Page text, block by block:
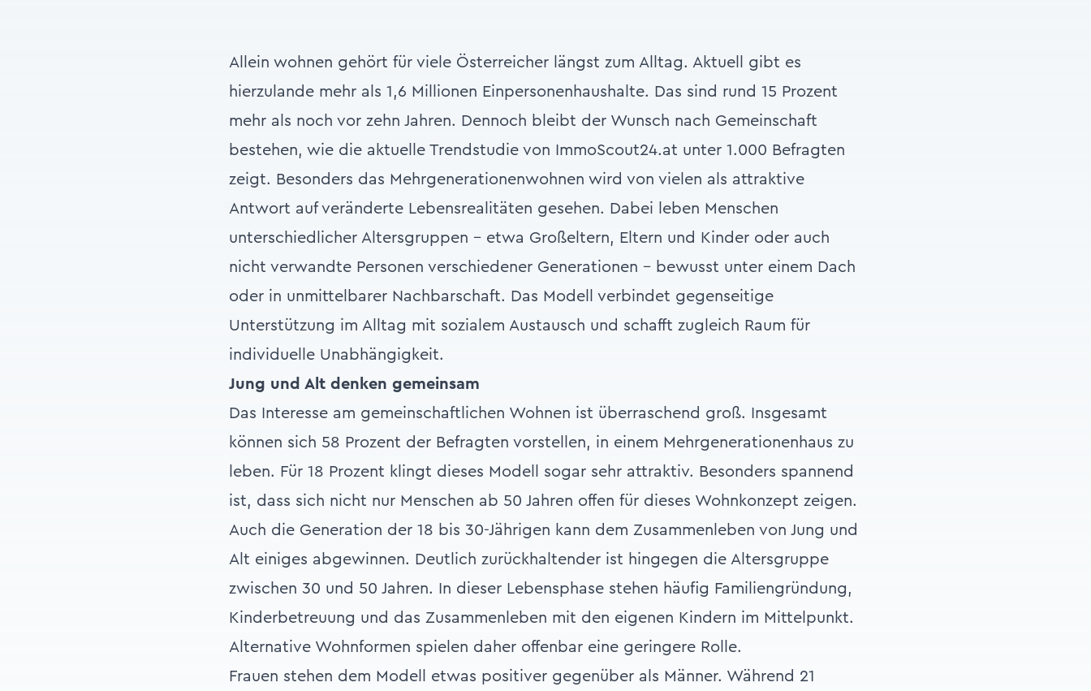
Allein wohnen gehört für viele Österreicher längst zum Alltag. Aktuell gibt es
hierzulande mehr als 1,6 Millionen Einpersonenhaushalte. Das sind rund 15 Prozent
mehr als noch vor zehn Jahren. Dennoch bleibt der Wunsch nach Gemeinschaft
bestehen, wie die aktuelle Trendstudie von ImmoScout24.at unter 1.000 Befragten
zeigt. Besonders das Mehrgenerationenwohnen wird von vielen als attraktive
Antwort auf veränderte Lebensrealitäten gesehen. Dabei leben Menschen
unterschiedlicher Altersgruppen – etwa Großeltern, Eltern und Kinder oder auch
nicht verwandte Personen verschiedener Generationen – bewusst unter einem Dach
oder in unmittelbarer Nachbarschaft. Das Modell verbindet gegenseitige
Unterstützung im Alltag mit sozialem Austausch und schafft zugleich Raum für
individuelle Unabhängigkeit.
Jung und Alt denken gemeinsam
Das Interesse am gemeinschaftlichen Wohnen ist überraschend groß. Insgesamt
können sich 58 Prozent der Befragten vorstellen, in einem Mehrgenerationenhaus zu
leben. Für 18 Prozent klingt dieses Modell sogar sehr attraktiv. Besonders spannend
ist, dass sich nicht nur Menschen ab 50 Jahren offen für dieses Wohnkonzept zeigen.
Auch die Generation der 18 bis 30-Jährigen kann dem Zusammenleben von Jung und
Alt einiges abgewinnen. Deutlich zurückhaltender ist hingegen die Altersgruppe
zwischen 30 und 50 Jahren. In dieser Lebensphase stehen häufig Familiengründung,
Kinderbetreuung und das Zusammenleben mit den eigenen Kindern im Mittelpunkt.
Alternative Wohnformen spielen daher offenbar eine geringere Rolle.
Frauen stehen dem Modell etwas positiver gegenüber als Männer. Während 21